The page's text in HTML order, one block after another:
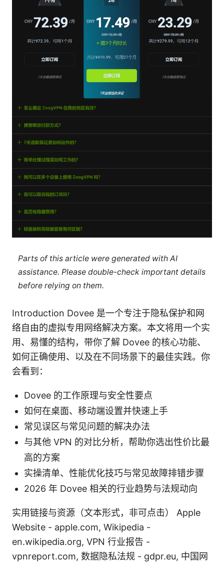
Parts of this article were generated with AI
assistance. Please double-check important details
before relying on them.
Introduction Dovee 是一个专注于隐私保护和网
络自由的虚拟专用网络解决方案。本文将用一个实
用、易懂的结构，带你了解 Dovee 的核心功能、
如何正确使用、以及在不同场景下的最佳实践。你
会看到：
Dovee 的工作原理与安全性要点
如何在桌面、移动端设置并快速上手
常见误区与常见问题的解决办法
与其他 VPN 的对比分析，帮助你选出性价比最
高的方案
实操清单、性能优化技巧与常见故障排错步骤
2026 年 Dovee 相关的行业趋势与法规动向
实用链接与资源（文本形式，非可点击） Apple
Website - apple.com, Wikipedia -
en.wikipedia.org, VPN 行业报告 -
vpnreport.com, 数据隐私法规 - gdpr.eu, 中国网